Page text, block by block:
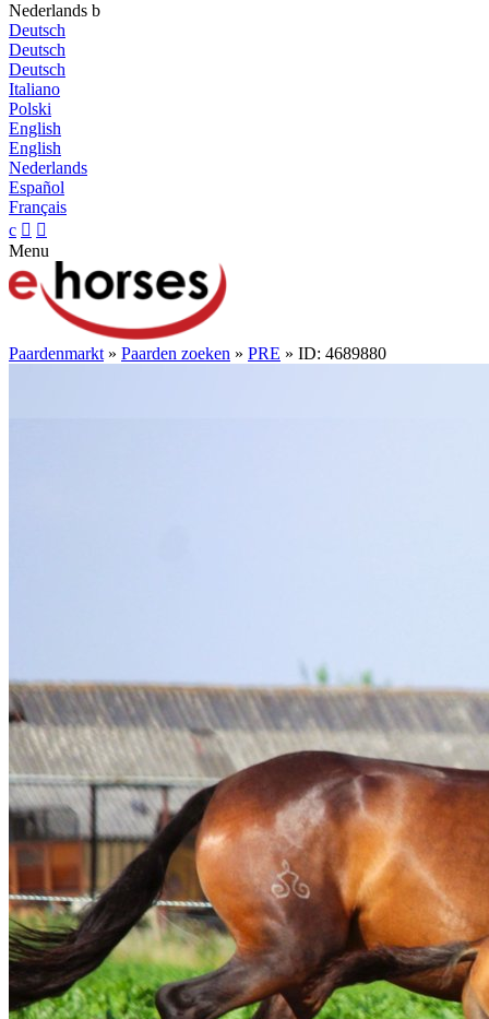
Nederlands b
Deutsch
Deutsch
Deutsch
Italiano
Polski
English
English
Nederlands
Español
Français
c  
Menu
Paardenmarkt » Paarden zoeken » PRE » ID: 4689880